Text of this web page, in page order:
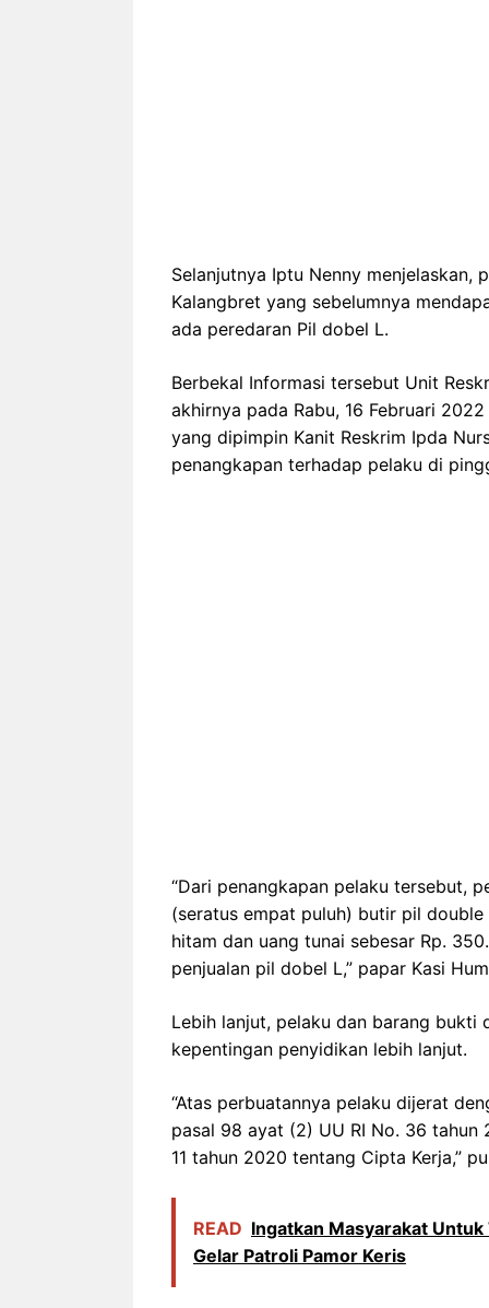
Selanjutnya Iptu Nenny menjelaskan,
Kalangbret yang sebelumnya
ada peredaran Pil dobel L.
Berbekal Informasi tersebut Unit
akhirnya pada Rabu, 16 Februari
yang dipimpin Kanit Reskrim Ipda
penangkapan terhadap pelaku di
“Dari penangkapan pelaku tersebut,
(seratus empat puluh) butir pil double
hitam dan uang tunai sebesar Rp.
penjualan pil dobel L,” papar Kasi
Lebih lanjut, pelaku dan barang bukti
kepentingan penyidikan lebih lanjut.
“Atas perbuatannya pelaku dijerat
pasal 98 ayat (2) UU RI No. 36 tahun
11 tahun 2020 tentang Cipta Kerja,”
READ Ingatkan Masyarakat
Gelar Patroli Pamor Keris